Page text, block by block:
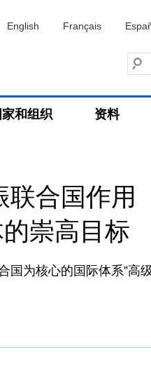
English Français
家和组织 资料
联合国作用
崇高目标
为核心的国际体系”高